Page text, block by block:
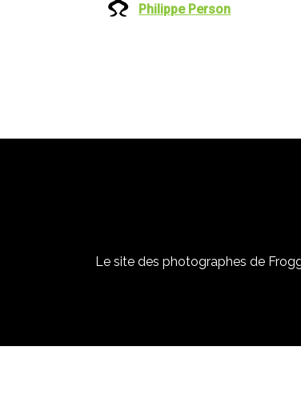
Philippe Person
Le site des photographes de